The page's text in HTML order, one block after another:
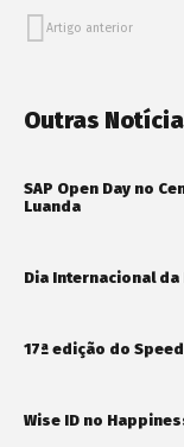
Artigo anterior
Outras
SAP Open Day no
Luanda
Dia Internacional da
17ª edição do
Wise ID no